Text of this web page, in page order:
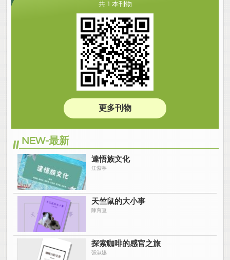
共 1 本刊物
更多刊物
NEW-最新
達悟族文化
江紫寧
天竺鼠的大小事
陳育亘
探索咖啡的感官之旅
張淑嬿